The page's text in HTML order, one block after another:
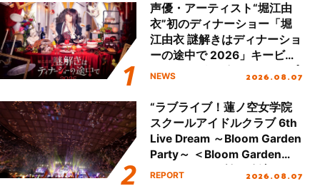
声優・アーティスト“堀江由
衣”初のディナーショー「堀
江由衣 謎解きはディナーショ
ーの途中で 2026」キービジ
ュアル＆グッズラインナップ
NEWS 2026.08.07
“ラブライブ！蓮ノ空女学院
スクールアイドルクラブ 6th
Live Dream ～Bloom Garden
Party～ ＜Bloom Garden
Party Stage／埼玉公演＞”
REPORT 2026.08.07